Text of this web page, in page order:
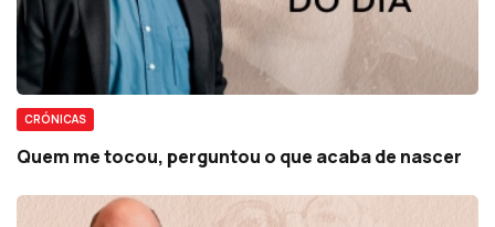
CRÓNICAS
Quem me tocou, perguntou o que acaba de nascer